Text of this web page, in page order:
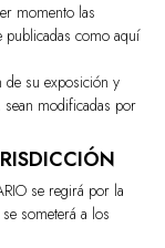
momento las
publicadas como aquí
de su exposición y
sean modificadas por
se regirá por la
someterá a los